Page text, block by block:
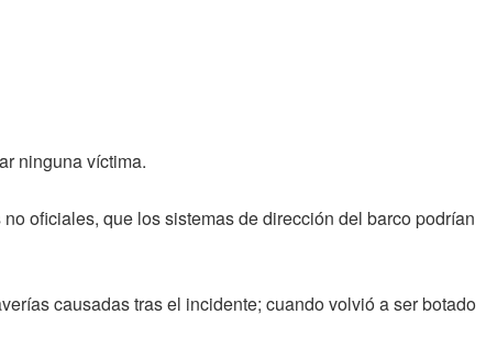
ninguna víctima.
oficiales, que los sistemas de dirección del barco podrían
causadas tras el incidente; cuando volvió a ser botado